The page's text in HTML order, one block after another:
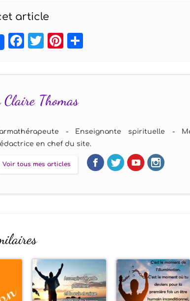
article
Facebook
TwitterPinterest
Claire Thomas
- Enseignante spirituelle -
en chef du site.
Voir tous mes articles